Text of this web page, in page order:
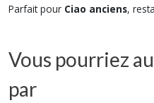
Parfait pour Ciao anciens,
Vous pourriez
par